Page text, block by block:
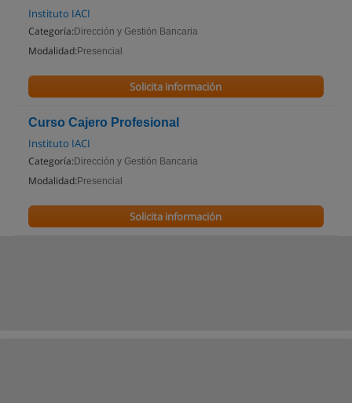
Instituto IACI
Categoría: Dirección y Gestión Bancaria
Modalidad: Presencial
Solicita información
Curso Cajero Profesional
Instituto IACI
Categoría: Dirección y Gestión Bancaria
Modalidad: Presencial
Solicita información